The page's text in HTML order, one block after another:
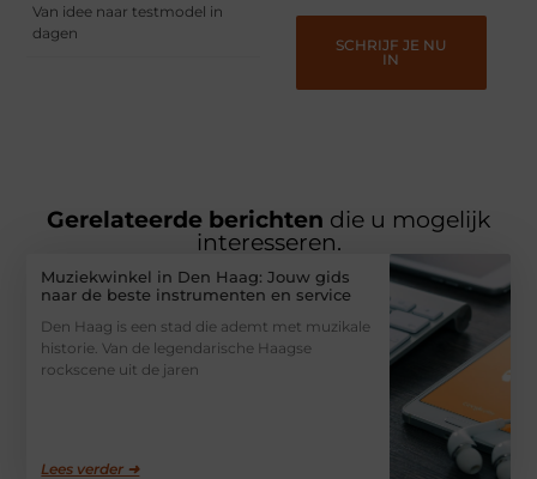
Van idee naar testmodel in
dagen
SCHRIJF JE NU
IN
Gerelateerde berichten die u mogelijk
interesseren.
Muziekwinkel in Den Haag: Jouw gids
naar de beste instrumenten en service
Den Haag is een stad die ademt met muzikale
historie. Van de legendarische Haagse
rockscene uit de jaren
Lees verder ➜